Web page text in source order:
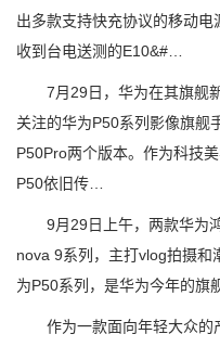
出多款支持快充协议的移动电
收到台电送测的E10&#…
7月29日，华为在其旗舰新
关注的华为P50系列影像旗舰
P50Pro两个版本。作为科技
P50依旧传…
9月29日上午，两款华为鸿
nova 9系列，主打vlog拍摄和
为P50系列，是华为今年的旗
作为一款面向年轻大众的